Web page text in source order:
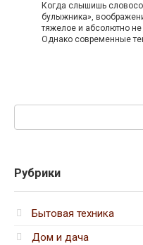
Когда слышишь
булыжника»,
тяжелое и абсолютно
Однако современные
Рубрики
Бытовая техника
Дом и дача